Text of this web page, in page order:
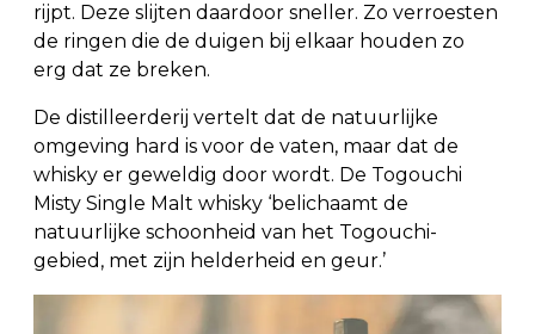
rijpt. Deze slijten daardoor sneller. Zo verroesten
de ringen die de duigen bij elkaar houden zo
erg dat ze breken.
De distilleerderij vertelt dat de natuurlijke
omgeving hard is voor de vaten, maar dat de
whisky er geweldig door wordt. De Togouchi
Misty Single Malt whisky ‘belichaamt de
natuurlijke schoonheid van het Togouchi-
gebied, met zijn helderheid en geur.’